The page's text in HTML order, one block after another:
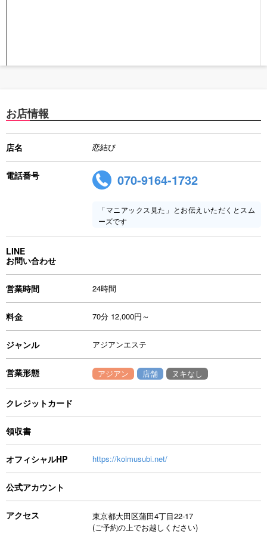
お店情報
店名 恋結び
電話番号 070-9164-1732
「マニアックス見た」とお伝えいただくとスム
ーズです
LINE
お問い合わせ
営業時間 24時間
料金 70分 12,000円～
ジャンル アジアンエステ
営業形態 アジアン 店舗 ヌキなし
クレジットカード
領収書
オフィシャルHP https://koimusubi.net/
公式アカウント
アクセス
東京都大田区蒲田4丁目22-17
(ご予約の上でお越しください)